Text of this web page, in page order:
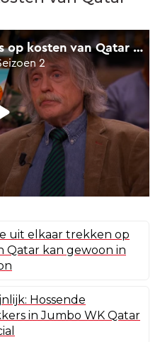
uit elkaar trekken op
Qatar kan gewoon in
Hossende
in Jumbo WK Qatar